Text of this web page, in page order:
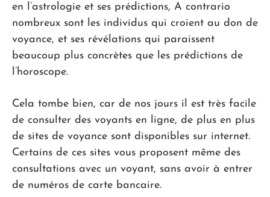
en l’astrologie et ses prédictions, A contrario
nombreux sont les individus qui croient au don de
voyance, et ses révélations qui paraissent
beaucoup plus concrètes que les prédictions de
l’horoscope.
Cela tombe bien, car de nos jours il est très facile
de consulter des voyants en ligne, de plus en plus
de sites de voyance sont disponibles sur internet.
Certains de ces sites vous proposent même des
consultations avec un voyant, sans avoir à entrer
de numéros de carte bancaire.